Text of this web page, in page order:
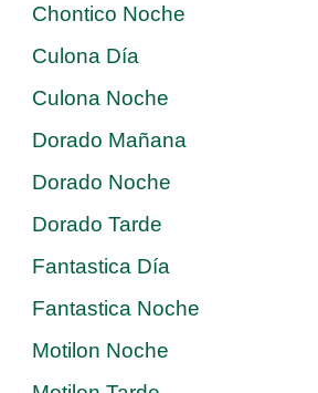
Chontico Noche
Culona Día
Culona Noche
Dorado Mañana
Dorado Noche
Dorado Tarde
Fantastica Día
Fantastica Noche
Motilon Noche